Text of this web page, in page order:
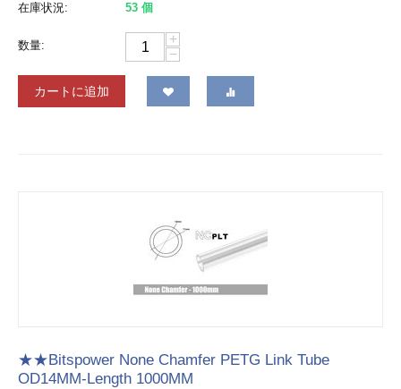
在庫状況: 53 個
数量:
+
−
カートに追加
★★Bitspower None Chamfer PETG Link Tube
OD14MM-Length 1000MM